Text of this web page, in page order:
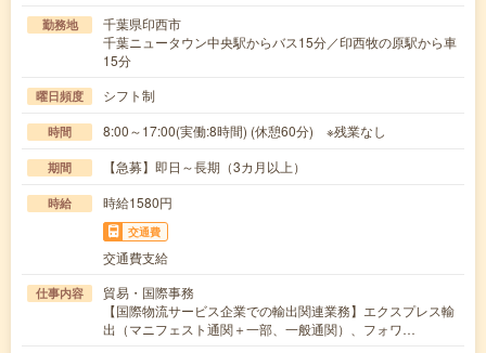
勤務地
千葉県印西市
千葉ニュータウン中央駅からバス15分／印西牧の原駅から車
15分
曜日頻度 シフト制
時間 8:00～17:00(実働:8時間) (休憩60分) ※残業なし
期間 【急募】即日～長期（3カ月以上）
時給 時給1580円
交通費
交通費支給
仕事内容
貿易・国際事務
【国際物流サービス企業での輸出関連業務】エクスプレス輸
出（マニフェスト通関＋一部、一般通関）、フォワ…